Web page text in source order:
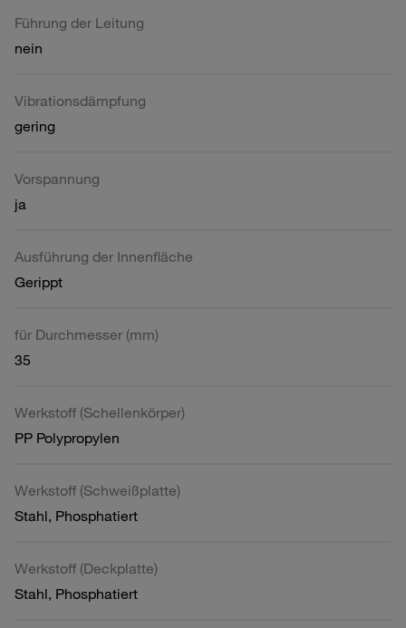
Führung der Leitung
nein
Vibrationsdämpfung
gering
Vorspannung
ja
Ausführung der Innenfläche
Gerippt
für Durchmesser (mm)
35
Werkstoff (Schellenkörper)
PP Polypropylen
Werkstoff (Schweißplatte)
Stahl, Phosphatiert
Werkstoff (Deckplatte)
Stahl, Phosphatiert